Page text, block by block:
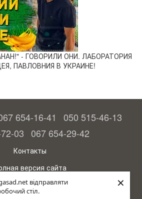
відправляти
стіл.
×
- ГОВОРИЛИ ОНИ. ЛАБОРАТОРИЯ
ПАВЛОВНИЯ В УКРАИНЕ!
654-16-41
050 515-46-13
03 067 654-29-42
Контакты
версия сайта
© 2015—2026
высокого урожая